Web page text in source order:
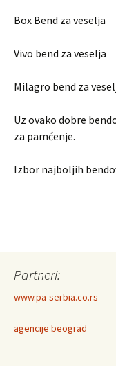
Box Bend za veselja
Vivo bend za veselja
Milagro bend za
Uz ovako dobre
za pamćenje.
Izbor najboljih
Partneri:
www.pa-serbia.co.rs
agencije beograd